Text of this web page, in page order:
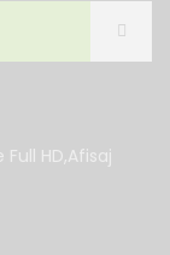
HD,Afisaj